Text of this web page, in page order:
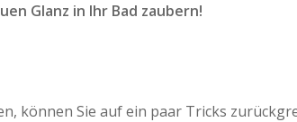
Glanz in Ihr Bad zaubern!
können Sie auf ein paar Tricks